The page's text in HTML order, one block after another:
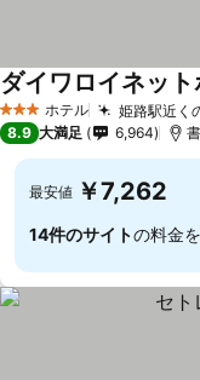
3 ホテルのランク
ホテル 姫路駅近く
ダイワロイネッ
8.9 大満足 6,964
最安値 ￥7,262
14件のサイトの料金